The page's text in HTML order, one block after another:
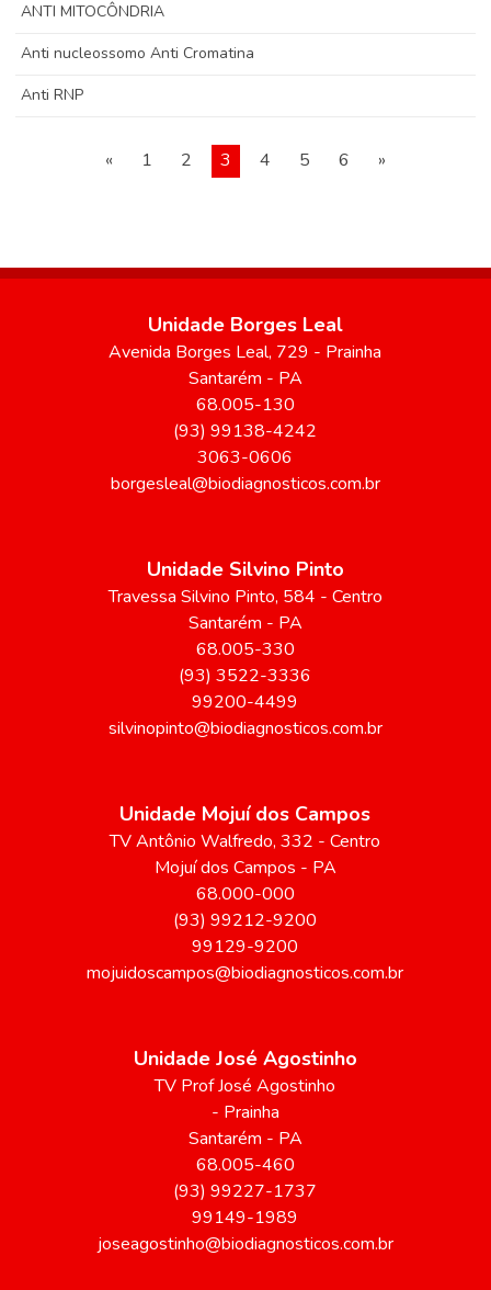
ANTI MITOCÔNDRIA
Anti nucleossomo Anti Cromatina
Anti RNP
« 1 2 3 4 5 6 »
Unidade Borges Leal
Avenida Borges Leal, 729 - Prainha
Santarém - PA
68.005-130
(93) 99138-4242
3063-0606
borgesleal@biodiagnosticos.com.br
Unidade Silvino Pinto
Travessa Silvino Pinto, 584 - Centro
Santarém - PA
68.005-330
(93) 3522-3336
99200-4499
silvinopinto@biodiagnosticos.com.br
Unidade Mojuí dos Campos
TV Antônio Walfredo, 332 - Centro
Mojuí dos Campos - PA
68.000-000
(93) 99212-9200
99129-9200
mojuidoscampos@biodiagnosticos.com.br
Unidade José Agostinho
TV Prof José Agostinho
- Prainha
Santarém - PA
68.005-460
(93) 99227-1737
99149-1989
joseagostinho@biodiagnosticos.com.br